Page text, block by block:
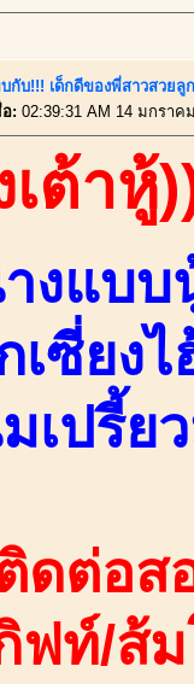
กับ!!! เด็กดีของพี่สาวสวยลู
: 02:39:31 AM 14 มกราค
ต้าหู้
งแบบ
เซี่ยง
เปรี้ย
ดต่อส
ฟท์/ส้